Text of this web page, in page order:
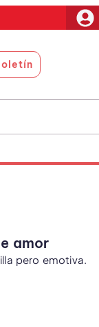
amor
pero emotiva.